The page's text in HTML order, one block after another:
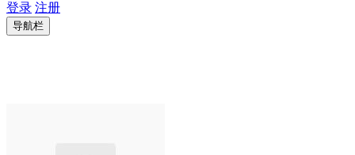
登录 注册
导航栏